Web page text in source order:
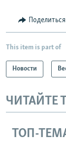
Поделиться
This item is part of
Новости
ЧИТАЙТЕ
ТОП-